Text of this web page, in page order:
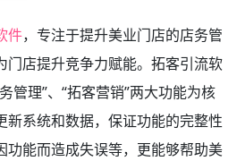
件，专注于提升美业门店的店务管
门店提升竞争力赋能。拓客引流软
管理”、“拓客营销”两大功能为核
新系统和数据，保证功能的完整性
功能而造成失误等，更能够帮助美